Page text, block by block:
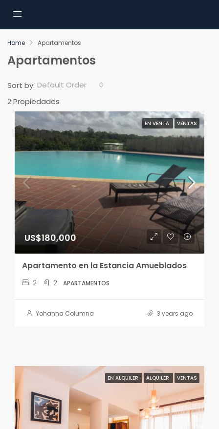
Home Apartamentos
Apartamentos
2 Propiedades
Sort by: Default Order
EN VENTA VENTAS
US$180,000
Apartamento en la Estancia Amueblados
2 2 APARTAMENTOS
Yohanna Columna 3 years ago
EN ALQUILER ALQUILER VENTAS